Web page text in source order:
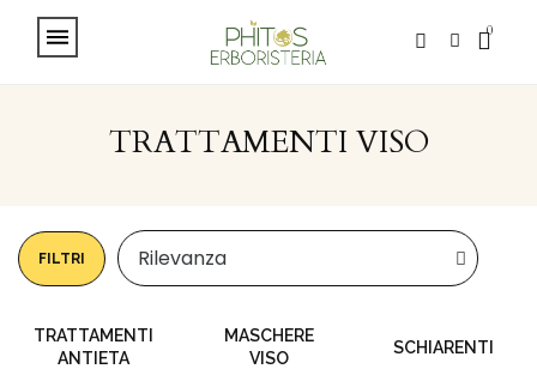
TRATTAMENTI VISO
FILTRI
TRATTAMENTI
ANTIETA
MASCHERE
VISO
SCHIARENTI